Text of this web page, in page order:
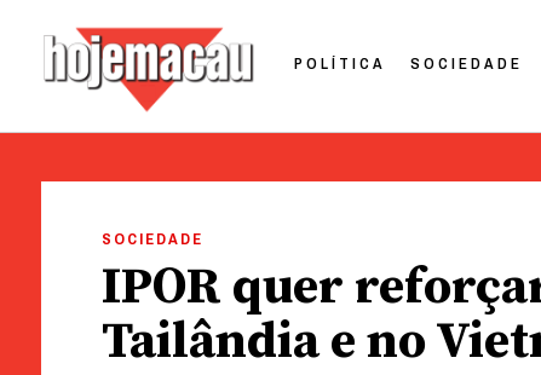
POLÍTICA SOCIEDADE
SOCIEDADE
IPOR quer
Tailândia e no